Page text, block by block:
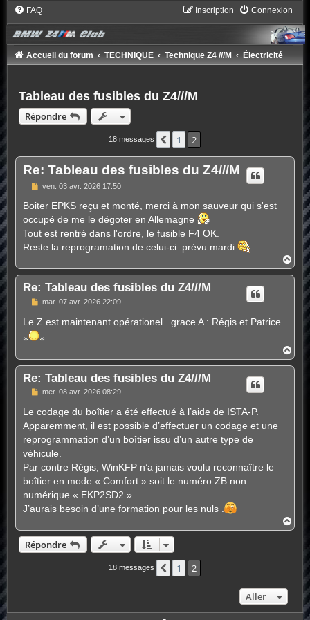
FAQ Connexion
Inscription
Accueil du forum TECHNIQUE Technique Z4 ///M Électricité
Tableau des fusibles du Z4///M
Répondre
18 messages Précédent
1 2
Re: Tableau des fusibles du Z4///M
M
s
a
g
e
ven. 03 avr. 2026 17:50
Boiter EPKS reçu et monté, merci à mon sauveur qui s'est
occupé de me le dégoter en Allemagne
Tout est rentré dans l'ordre, le fusible F4 OK.
Reste la reprogramation de celui-ci. prévu mardi
a
u
Re: Tableau des fusibles du Z4///M
M
s
s
a
mar. 07 avr. 2026 22:09
Le Z est maintenant opérationel . grace A : Régis et Patrice.
a
u
Re: Tableau des fusibles du Z4///M
M
s
a
g
e
mer. 08 avr. 2026 08:29
Le codage du boîtier a été effectué à l’aide de ISTA-P.
Apparemment, il est possible d’effectuer un codage et une
reprogrammation d’un boîtier issu d’un autre type de
véhicule.
Par contre Régis, WinKFP n’a jamais voulu reconnaître le
boîtier en mode « Comfort » soit le numéro ZB non
numérique « EKP2SD2 ».
J’aurais besoin d’une formation pour les nuls .
a
Répondre
18 messages Précédent
1 2
Aller